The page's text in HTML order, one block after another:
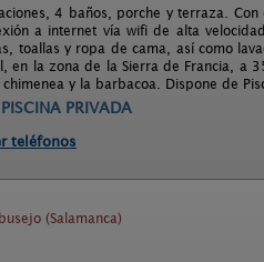
4 baños, porche y terraza. Con
a internet vía wifi de alta
toallas y ropa de cama, así como
en la zona de la Sierra de Francia, a
y la barbacoa. Dispone de
PRIVADA
teléfonos
(Salamanca)